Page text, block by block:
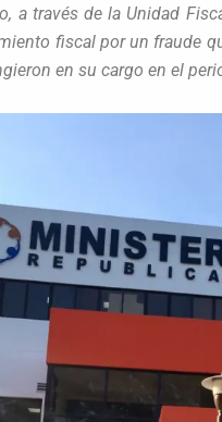
a través de la Unidad
fiscal por un fraude
en su cargo en el